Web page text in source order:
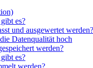
es?
und ausgewertet werden?
Datenqualität hoch
werden?
es?
werden?